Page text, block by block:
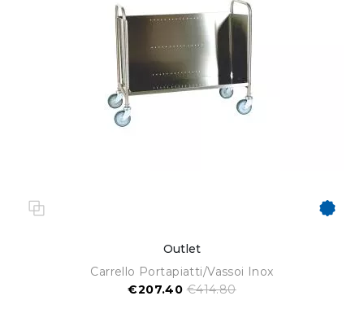
Outlet
Carrello Portapiatti/vassoi Inox
€207.40€414.80